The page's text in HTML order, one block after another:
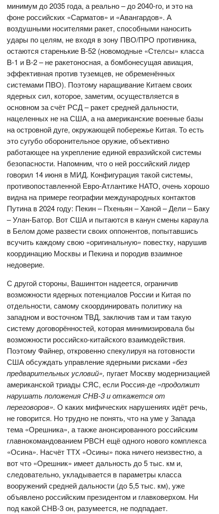
минимум до 2035 года, а реально – до 2040-го, и это на
фоне российских «Сарматов» и «Авангардов». А
воздушными носителями ракет, способными наносить
удары по целям, не входя в зону ПВО/ПРО противника,
остаются старенькие B-52 (новомодные «Стелсы» класса
B-1 и B-2 – не ракетоносная, а бомбонесущая авиация,
эффективная против туземцев, не обременённых
системами ПВО). Поэтому наращивание Китаем своих
ядерных сил, которое, заметим, осуществляется в
основном за счёт РСД – ракет средней дальности,
нацеленных не на США, а на американские военные базы
на островной дуге, окружающей побережье Китая. То есть
это сугубо оборонительное оружие, объективно
работающее на укрепление единой евразийской системы
безопасности. Напомним, что о ней российский лидер
говорил 14 июня в МИД. Конфигурация такой системы,
противопоставленной Евро-Атлантике НАТО, очень хорошо
видна на примере географии международных контактов
Путина в 2024 году: Пекин – Пхеньян – Ханой – Дели – Баку
– Улан-Батор. Вот США и пытаются в канун смены караула
в Белом доме развести своих оппонентов, попытавшись
всучить каждому свою «оригинальную» повестку, нарушив
координацию Москвы и Пекина и породив взаимное
недоверие.
С другой стороны, Вашингтон надеется, ограничив
возможности ядерных потенциалов России и Китая по
отдельности, самому скоординировать политику на
западном и восточном ТВД, заключив там и там такую
систему договорённостей, которая минимизировала бы
возможности российско-китайского взаимодействия.
Поэтому Файнер, откровенно спекулируя на готовности
США обсуждать управление ядерными рисками «без
предварительных условий», пугает Москву модернизацией
американской триады СЯС, если Россия-де «продолжит
нарушать положения СНВ-3 и откажется от
переговоров».О каких мифических нарушениях идёт речь,
не говорится. Но трудно не понять, что на уме у Запада
тема «Орешника», а также анонсированного российским
главнокомандованием РВСН ещё одного нового комплекса
«Осина». Насчёт ТТХ «Осины» пока ничего неизвестно, а
вот что «Орешник» имеет дальность до 5 тыс. км и,
следовательно, укладывается в параметры класса
вооружений средней дальности (до 5,5 тыс. км), уже
объявлено российским президентом и главковерхом. Ни
под какой СНВ-3 он, разумеется, не подпадает.